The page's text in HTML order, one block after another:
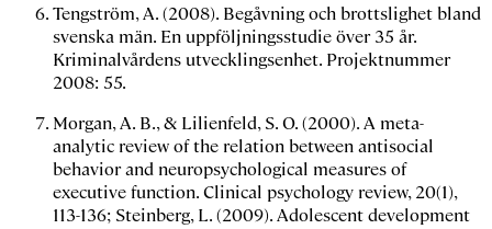
Tengström, A. (2008). Begåvning och brottslighet bland
svenska män. En uppföljningsstudie över 35 år.
Kriminalvårdens utvecklingsenhet. Projektnummer
2008: 55.
Morgan, A. B., & Lilienfeld, S. O. (2000). A meta-
analytic review of the relation between antisocial
behavior and neuropsychological measures of
executive function.Clinical psychology review,20(1),
113-136; Steinberg, L. (2009). Adolescent development